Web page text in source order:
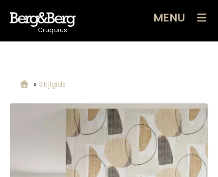
Cruquius
MENU
» Stijlgids